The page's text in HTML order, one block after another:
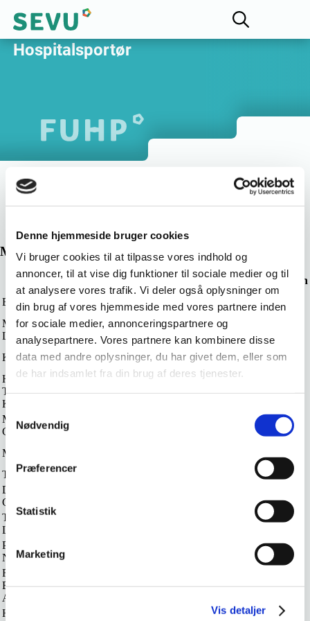
Denne hjemmeside bruger cookies
Vi bruger cookies til at tilpasse vores indhold og
annoncer, til at vise dig funktioner til sociale medier og til
at analysere vores trafik. Vi deler også oplysninger om
din brug af vores hjemmeside med vores partnere inden
for sociale medier, annonceringspartnere og
analysepartnere. Vores partnere kan kombinere disse
data med andre oplysninger, du har givet dem, eller som
de har indsamlet fra din brug af deres tjenester.
Samtykkevalg
Nødvendig
Præferencer
Statistik
Marketing
Vis detaljer
Fagligt Udvalg for
Hospitalsportør
Om Fagligt Udvalg for
Hospitalsportør
Medlemmer af FUHP
Navn Titel Rolle
Organisation
Ellen Kjær
Uddannelsespolitisk
konsulent
FOA
Michael Koch-
Larsen
Teamleder Næstformand
Regioner
Keld Villadsen
Driftsleder Aalborg
Universitetshospital
Medlem
Danske
Regioner
Henrik
Tannebæk
Kristensen
Sønderjylland
Medlem
Regioner
Mette Luplau
Gliese
Danske
Regioner
Marianne Wolf
Regioner
Tanja Nielsen
Sektorformand
FOA
Dennis
Christensen
Torben Juul
Larsen
FOA
Per Kjærsgaard
Nielsen
FOA
Rikke
Engelbrecht
Andersen
Uddannelseskonsulent Suppleant
Heine